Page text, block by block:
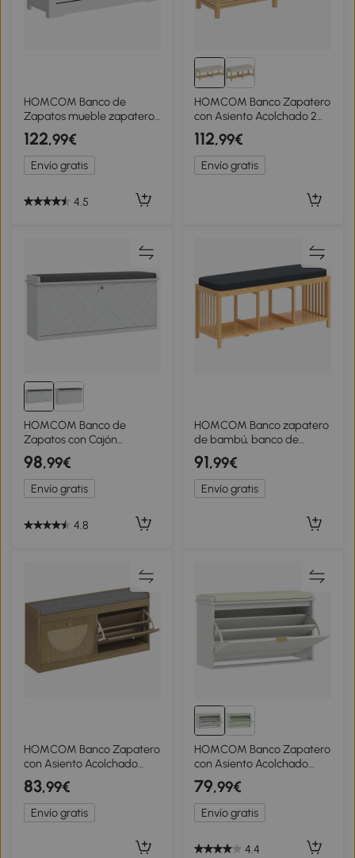
HOMCOM Banco de
Zapatos mueble zapatero
con 3 cajones y cojín de
asiento removible
108x35x43 cm Blanco
122,99€
Envío gratis
4.5
HOMCOM Banco Zapatero
con Asiento Acolchado 2
Personas Estante Abierto
Marco de Madera
140x44x48 cm Crema y
Madera Natural
112,99€
Envío gratis
HOMCOM Banco de
Zapatos con Cajón
Abatible Cojín de Asiento y
Estante Ajustable
100x26x44,5 cm Blanco
98,99€
Envío gratis
4.8
HOMCOM Banco zapatero
de bambú, banco de
pasillo con cojín acolchado
y estante abierto, aspecto
madera natural
91,99€
Envío gratis
HOMCOM Banco Zapatero
con Asiento Acolchado
Puertas Frentes de Ratán
Estante Ajustable para 8
Pares de Zapatos Natural
83,99€
Envío gratis
HOMCOM Banco Zapatero
con Asiento Acolchado
Cajón Abatible y Estante
Ajustable para Entrada o
Dormitorio 80x26x47,5 cm
Blanco
79,99€
Envío gratis
4.4